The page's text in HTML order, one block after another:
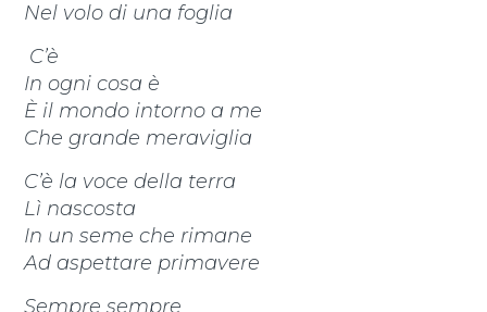
Nel volo di una foglia
C’è
In ogni cosa è
È il mondo intorno a me
Che grande meraviglia
C’è la voce della terra
Lì nascosta
In un seme che rimane
Ad aspettare primavere
Sempre sempre